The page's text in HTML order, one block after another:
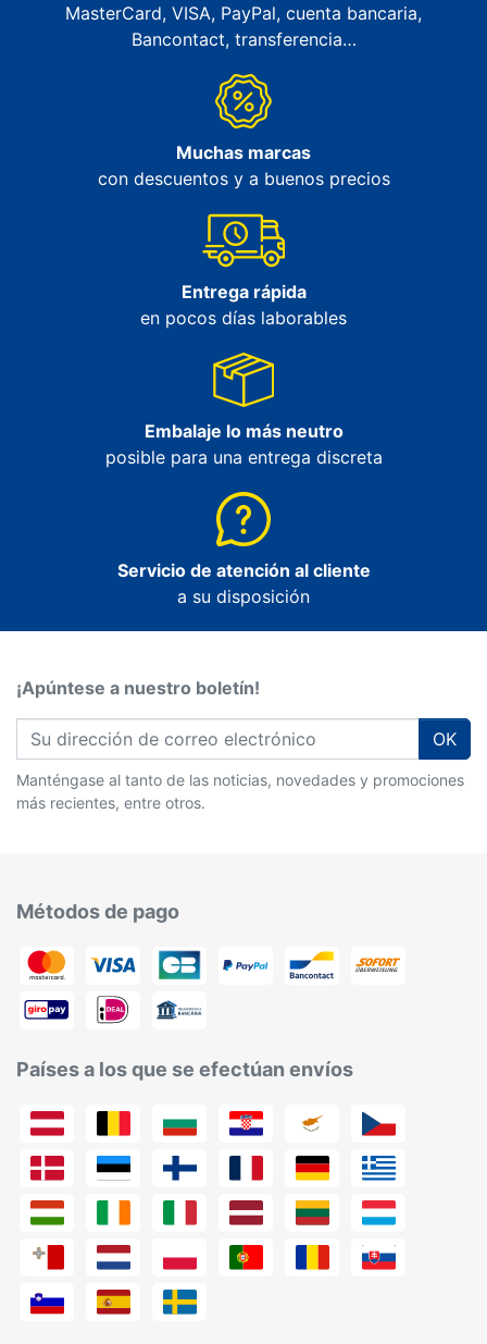
MasterCard, VISA, PayPal, cuenta bancaria,
Bancontact, transferencia…
Muchas marcas
con descuentos y a buenos precios
Entrega rápida
en pocos días laborables
Embalaje lo más neutro
posible para una entrega discreta
Servicio de atención al cliente
a su disposición
¡Apúntese a nuestro boletín!
OK
Manténgase al tanto de las noticias, novedades y promociones
más recientes, entre otros.
Métodos de pago
Países a los que se efectúan envíos